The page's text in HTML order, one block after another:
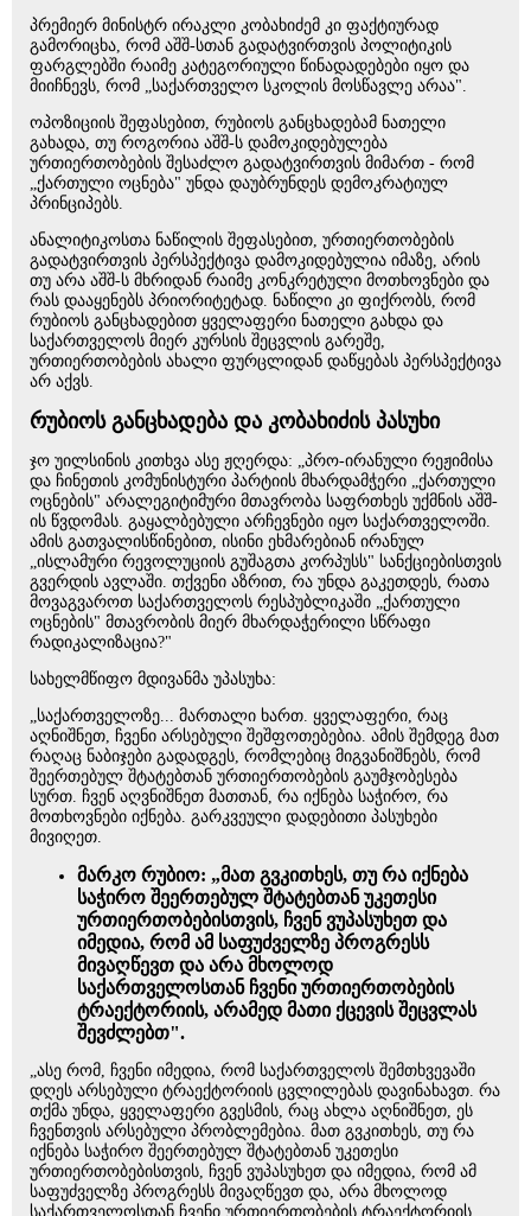
პრემიერ მინისტრ ირაკლი კობახიძემ კი ფაქტიურად
გამორიცხა, რომ აშშ-სთან გადატვირთვის პოლიტიკის
ფარგლებში რაიმე კატეგორიული წინადადებები იყო და
მიიჩნევს, რომ „საქართველო სკოლის მოსწავლე არაა".
ოპოზიციის შეფასებით, რუბიოს განცხადებამ ნათელი
გახადა, თუ როგორია აშშ-ს დამოკიდებულება
ურთიერთობების შესაძლო გადატვირთვის მიმართ - რომ
„ქართული ოცნება" უნდა დაუბრუნდეს დემოკრატიულ
პრინციპებს.
ანალიტიკოსთა ნაწილის შეფასებით, ურთიერთობების
გადატვირთვის პერსპექტივა დამოკიდებულია იმაზე, არის
თუ არა აშშ-ს მხრიდან რაიმე კონკრეტული მოთხოვნები და
რას დააყენებს პრიორიტეტად. ნაწილი კი ფიქრობს, რომ
რუბიოს განცხადებით ყველაფერი ნათელი გახდა და
საქართველოს მიერ კურსის შეცვლის გარეშე,
ურთიერთობების ახალი ფურცლიდან დაწყებას პერსპექტივა
არ აქვს.
რუბიოს განცხადება და კობახიძის პასუხი
ჯო უილსინის კითხვა ასე ჟღერდა: „პრო-ირანული რეჟიმისა
და ჩინეთის კომუნისტური პარტიის მხარდამჭერი „ქართული
ოცნების" არალეგიტიმური მთავრობა საფრთხეს უქმნის აშშ-
ის წვდომას. გაყალბებული არჩევნები იყო საქართველოში.
ამის გათვალისწინებით, ისინი ეხმარებიან ირანულ
„ისლამური რევოლუციის გუშაგთა კორპუსს" სანქციებისთვის
გვერდის ავლაში. თქვენი აზრით, რა უნდა გაკეთდეს, რათა
მოვაგვაროთ საქართველოს რესპუბლიკაში „ქართული
ოცნების" მთავრობის მიერ მხარდაჭერილი სწრაფი
რადიკალიზაცია?"
სახელმწიფო მდივანმა უპასუხა:
„საქართველოზე... მართალი ხართ. ყველაფერი, რაც
აღნიშნეთ, ჩვენი არსებული შეშფოთებებია. ამის შემდეგ მათ
რაღაც ნაბიჯები გადადგეს, რომლებიც მიგვანიშნებს, რომ
შეერთებულ შტატებთან ურთიერთობების გაუმჯობესება
სურთ. ჩვენ აღვნიშნეთ მათთან, რა იქნება საჭირო, რა
მოთხოვნები იქნება. გარკვეული დადებითი პასუხები
მივიღეთ.
მარკო რუბიო: „მათ გვკითხეს, თუ რა იქნება
საჭირო შეერთებულ შტატებთან უკეთესი
ურთიერთობებისთვის, ჩვენ ვუპასუხეთ და
იმედია, რომ ამ საფუძველზე პროგრესს
მივაღწევთ და არა მხოლოდ
საქართველოსთან ჩვენი ურთიერთობების
ტრაექტორიის, არამედ მათი ქცევის შეცვლას
შევძლებთ".
„ასე რომ, ჩვენი იმედია, რომ საქართველოს შემთხვევაში
დღეს არსებული ტრაექტორიის ცვლილებას დავინახავთ. რა
თქმა უნდა, ყველაფერი გვესმის, რაც ახლა აღნიშნეთ, ეს
ჩვენთვის არსებული პრობლემებია. მათ გვკითხეს, თუ რა
იქნება საჭირო შეერთებულ შტატებთან უკეთესი
ურთიერთობებისთვის, ჩვენ ვუპასუხეთ და იმედია, რომ ამ
საფუძველზე პროგრესს მივაღწევთ და, არა მხოლოდ
საქართველოსთან ჩვენი ურთიერთობების ტრაექტორიის,